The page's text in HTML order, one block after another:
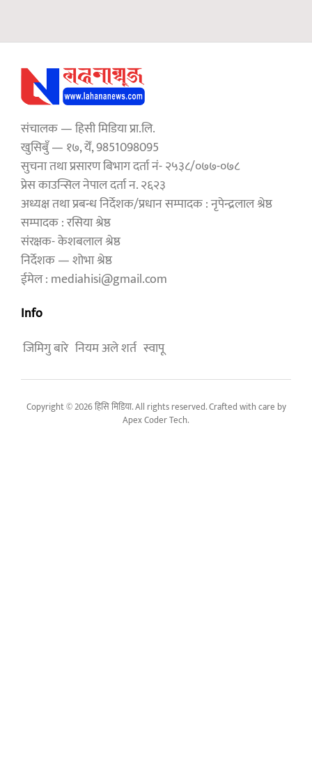
संचालक — हिसी मिडिया प्रा.लि.
खुसिबुँ — १७, येँ, 9851098095
सुचना तथा प्रसारण बिभाग दर्ता नं- २५३८/०७७-०७८
प्रेस काउन्सिल नेपाल दर्ता न. २६२३
अध्यक्ष तथा प्रबन्ध निर्देशक/प्रधान सम्पादक : नृपेन्द्रलाल श्रेष्ठ
सम्पादक : रसिया श्रेष्ठ
संरक्षक- केशबलाल श्रेष्ठ
निर्देशक — शोभा श्रेष्ठ
ईमेल : mediahisi@gmail.com
Info
जिमिगु बारे नियम अले शर्त स्वापू
Copyright © 2026 हिसि मिडिया. All rights reserved. Crafted with care by
Apex Coder Tech.